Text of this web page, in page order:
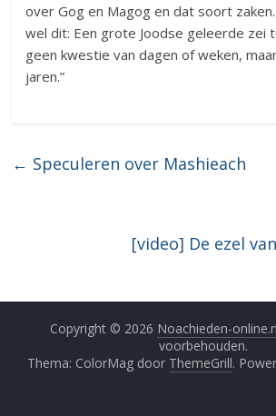
over Gog en Magog en dat soort
wel dit: Een grote Joodse geleerde zei
geen kwestie van dagen of weken,
jaren.”
← Speculeren over Mashieach
[video] De ezel
Copyright © 2026 Noachieden-
voorbehouden.
Thema: ColorMag door ThemeGrill.